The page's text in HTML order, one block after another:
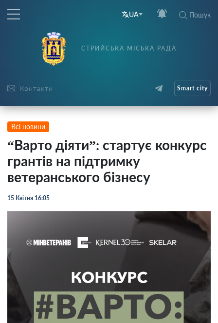
UA Пошук
Контакти
СТРИЙСЬКА МІСЬКА РАДА
Smart city
Всі новини
“Варто діяти”: стартує конкурс
грантів на підтримку
ветеранського бізнесу
15 Квітня 16:05